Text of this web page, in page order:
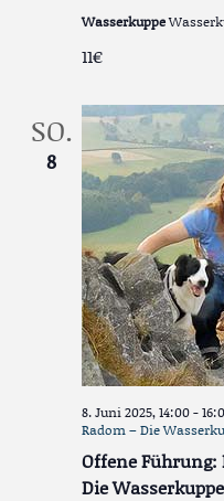
Wasserkuppe
11€
SO.
8
Offene Führung:
Die
8. Juni 2025, 14:00-
Radom – Die